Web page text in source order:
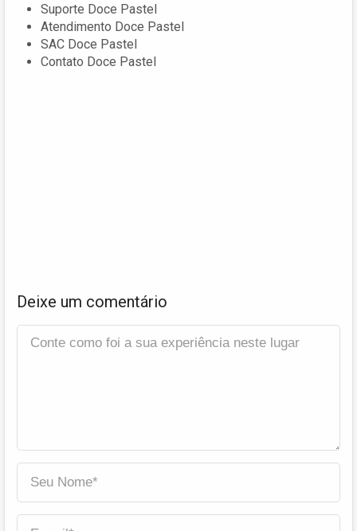
Suporte Doce Pastel
Atendimento Doce Pastel
SAC Doce Pastel
Contato Doce Pastel
Deixe um comentário